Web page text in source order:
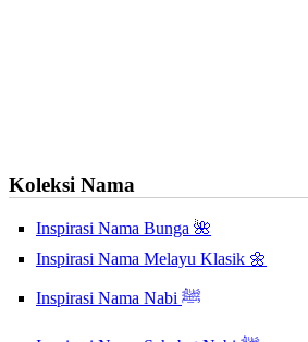
Koleksi Nama
Inspirasi Nama Bunga 🌺
Inspirasi Nama Melayu Klasik 🌼
Inspirasi Nama Nabi ﷺ